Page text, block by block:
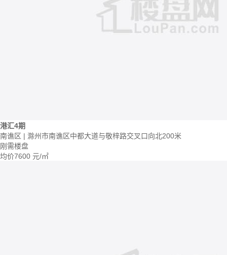
港汇4期
南谯区 | 滁州市南谯区中都大道与敬梓路交叉口向北200米
刚需楼盘
均价7600 元/㎡